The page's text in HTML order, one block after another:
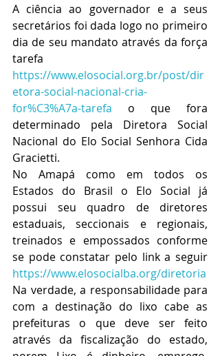
A ciência ao governador e a seus
secretários foi dada logo no primeiro
dia de seu mandato através da força
https://www.elosocial.org.br/post/dir
etora-social-nacional-cria-
for%C3%A7a-tarefa o que fora
determinado pela Diretora Social
Nacional do Elo Social Senhora Cida
Gracietti.
No Amapá como em todos os
Estados do Brasil o Elo Social já
possui seu quadro de diretores
estaduais, seccionais e regionais,
treinados e empossados conforme
https://www.elosocialba.org/diretoria
Na verdade, a responsabilidade para
com a destinação do lixo cabe as
prefeituras o que deve ser feito
através da fiscalização do estado,